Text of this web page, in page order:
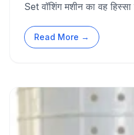
Set वॉशिंग मशीन का वह
Read More →